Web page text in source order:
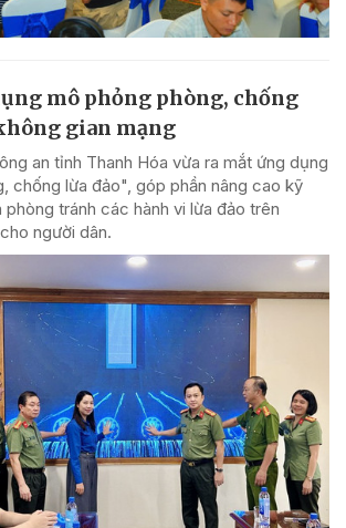
mô phỏng phòng, chống
gian mạng
an tỉnh Thanh Hóa vừa ra mắt ứng dụng
chống lừa đảo", góp phần nâng cao kỹ
phòng tránh các hành vi lừa đảo trên
người dân.